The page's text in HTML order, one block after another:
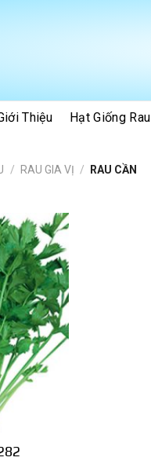
Thiệu Hạt Giống Rau
/ RAU GIA VỊ / RAU CẦN